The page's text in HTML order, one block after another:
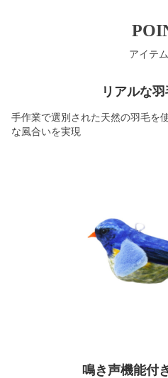
アイテ
リアルな
手作業で選別された天然の羽毛を
な風合いを実現
鳴き声機能付